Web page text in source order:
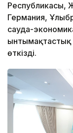
Республикасы,
Германия,
сауда-
ынтымақтастық
өткізді.